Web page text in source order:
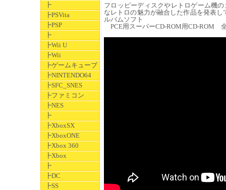
┣
┣PSVita
┣PSP
┣
┣Wii U
┣Wii
┣ゲームキューブ
┣NINTENDO64
┣SFC_SNES
┣ファミコン
┣NES
┣
┣XboxSX
┣XboxONE
┣Xbox 360
┣Xbox
┣
┣DC
┣SS
フロッピーディスクやレトロゲーム機
なレトロの魅力が融合した作品を発表
ルバムソフト
PCE用スーパーCD-ROM用CD-ROM